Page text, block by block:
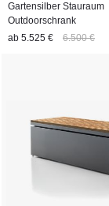
Gartensilber Stauraum
Outdoorschrank
ab 5.525 € 6.500 €